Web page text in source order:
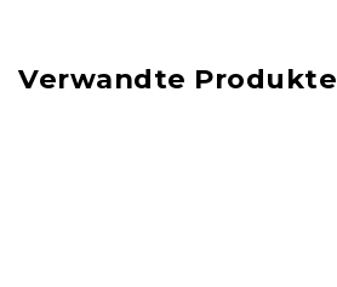
Verwandte Produkte